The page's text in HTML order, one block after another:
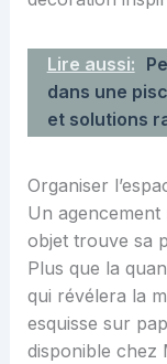
Lire aussi:
dans une
et solutions
Organiser
Un agencement
objet trouve sa
Plus que la
qui révélera la
esquisse sur
disponible chez